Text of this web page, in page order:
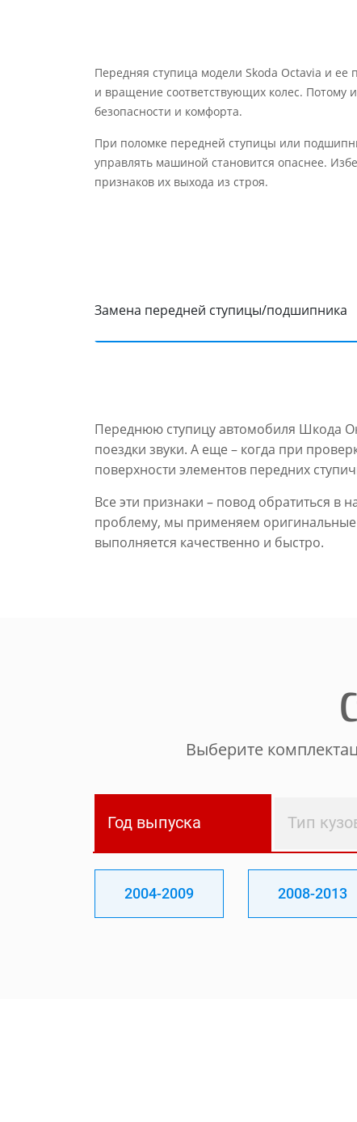
Передняя ступица модели Skoda Octavia и ее
и вращение соответствующих колес. Потому
безопасности и комфорта.
При поломке передней ступицы или
управлять машиной становится опаснее.
признаков их выхода из строя.
Замена передней ступицы/подшипника
Переднюю ступицу автомобиля Шкода
поездки звуки. А еще – когда при
поверхности элементов передних
Все эти признаки – повод обратиться
проблему, мы применяем оригинальные
выполняется качественно и быстро.
Выберите
Год выпуска Тип
2004-2009 2008-2013